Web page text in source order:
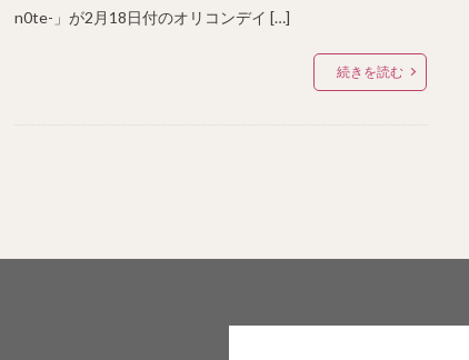
n0te-」が2月18日付のオリコンデイ […]
続きを読む